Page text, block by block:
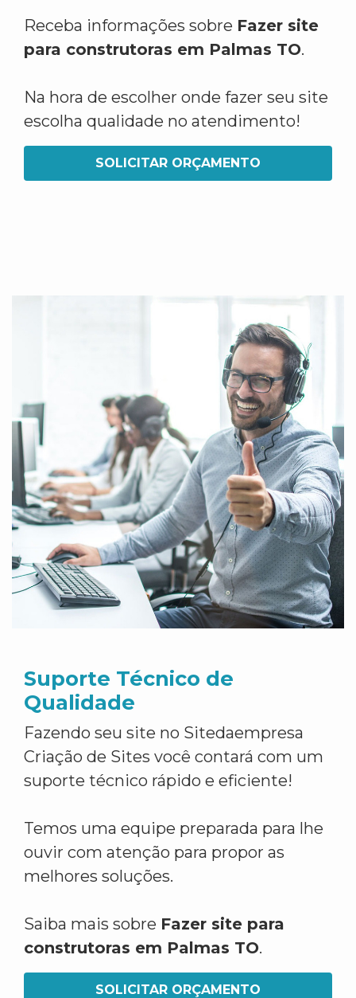
Receba informações sobre Fazer site
para construtoras em Palmas TO.
Na hora de escolher onde fazer seu site
escolha qualidade no atendimento!
SOLICITAR ORÇAMENTO
Suporte Técnico de
Qualidade
Fazendo seu site no Sitedaempresa
Criação de Sites você contará com um
suporte técnico rápido e eficiente!
Temos uma equipe preparada para lhe
ouvir com atenção para propor as
melhores soluções.
Saiba mais sobre Fazer site para
construtoras em Palmas TO.
SOLICITAR ORÇAMENTO